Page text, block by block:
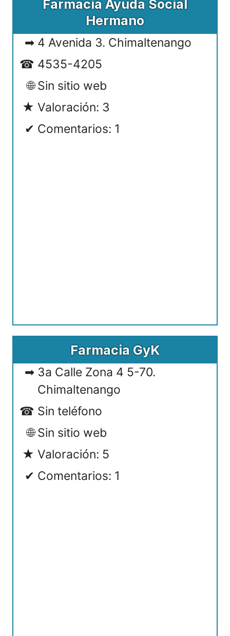
Farmacia Ayuda Social
Hermano
4 Avenida 3. Chimaltenango
4535-4205
Sin sitio web
Valoración: 3
Comentarios: 1
Farmacia GyK
3a Calle Zona 4 5-70.
Chimaltenango
Sin teléfono
Sin sitio web
Valoración: 5
Comentarios: 1